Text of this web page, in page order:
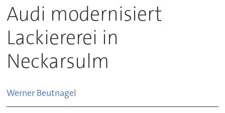
Audi modernisiert
Lackiererei in
Neckarsulm
Werner Beutnagel